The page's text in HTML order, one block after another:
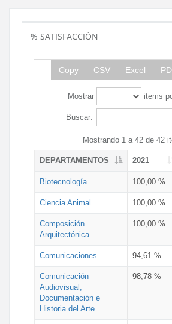
% SATISFACCIÓN
Copy CSV Excel
Mostrar items
Buscar:
Mostrando 1 a 42 de 42
DEPARTAMENTOS 2021
Biotecnología 100,00 %
Ciencia Animal 100,00 %
Composición
Arquitectónica
100,00 %
Comunicaciones 94,61 %
Comunicación
Audiovisual,
Documentación e
Historia del Arte
98,78 %